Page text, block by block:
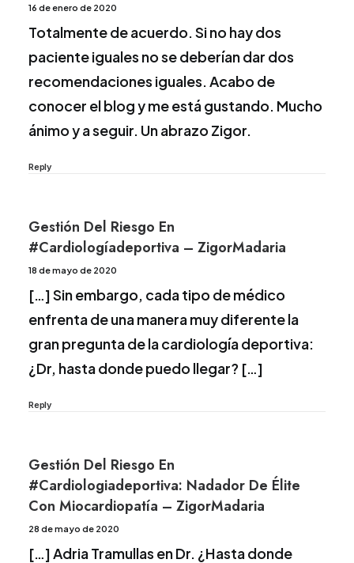
16 de enero de 2020
Totalmente de acuerdo. Si no hay dos
paciente iguales no se deberían dar dos
recomendaciones iguales. Acabo de
conocer el blog y me está gustando. Mucho
ánimo y a seguir. Un abrazo Zigor.
Reply
Gestión Del Riesgo En
#cardiologíadeportiva – ZigorMadaria
18 de mayo de 2020
[…] Sin embargo, cada tipo de médico
enfrenta de una manera muy diferente la
gran pregunta de la cardiología deportiva:
¿Dr, hasta donde puedo llegar? […]
Reply
Gestión Del Riesgo En
#cardiologiadeportiva: Nadador De Élite
Con Miocardiopatía – ZigorMadaria
28 de mayo de 2020
[…] Adria Tramullas en Dr. ¿Hasta donde